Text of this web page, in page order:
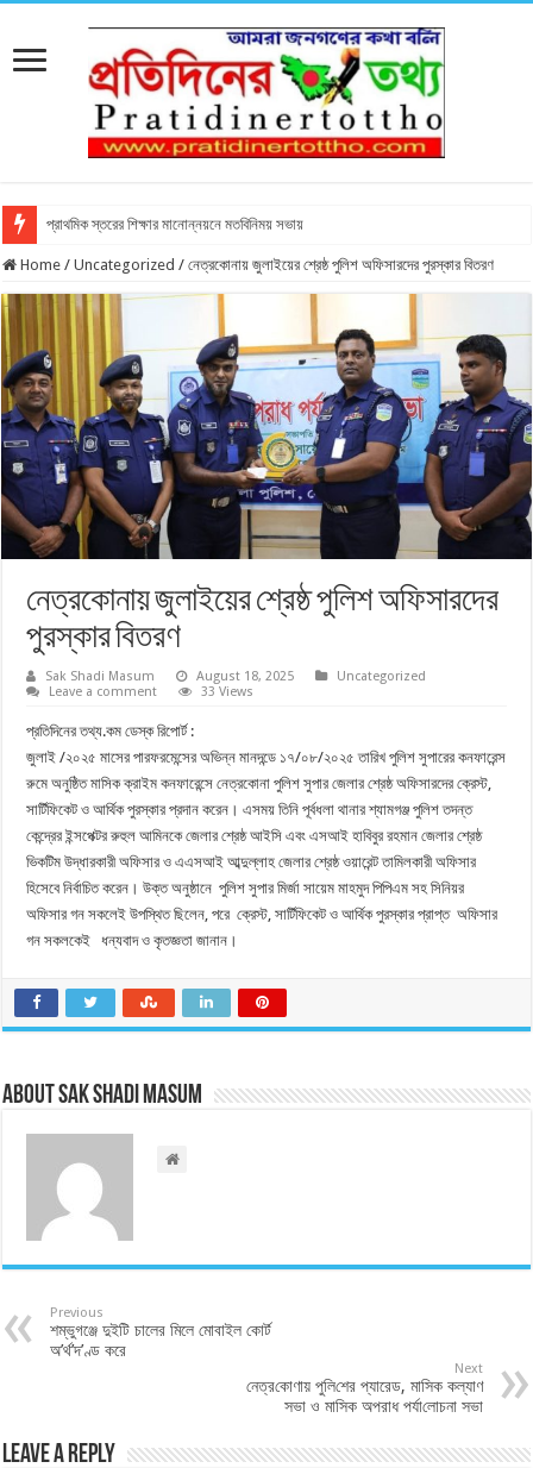
প্রাথমিক স্তরের শিক্ষার মানোন্নয়নে মতবিনিময় সভায়
Home / Uncategorized / নেত্রকোনায় জুলাইয়ের শ্রেষ্ঠ পুলিশ অফিসারদের পুরস্কার বিতরণ
নেত্রকোনায় জুলাইয়ের শ্রেষ্ঠ পুলিশ অফিসারদের
পুরস্কার বিতরণ
Sak Shadi Masum August 18, 2025
Uncategorized
Leave a comment
33 Views
প্রতিদিনের তথ্য.কম ডেস্ক রিপোর্ট :
জুলাই /২০২৫ মাসের পারফরমেন্সের অভিন্ন মানদন্ডে ১৭/০৮/২০২৫ তারিখ পুলিশ সুপারের কনফারেন্স
রুমে অনুষ্ঠিত মাসিক ক্রাইম কনফারেন্সে নেত্রকোনা পুলিশ সুপার জেলার শ্রেষ্ঠ অফিসারদের ক্রেস্ট,
সার্টিফিকেট ও আর্থিক পুরস্কার প্রদান করেন। এসময় তিনি পূর্বধলা থানার শ্যামগঞ্জ পুলিশ তদন্ত
কেন্দ্রের ইন্সপেক্টর রুহুল আমিনকে জেলার শ্রেষ্ঠ আইসি এবং এসআই হাবিবুর রহমান জেলার শ্রেষ্ঠ
ভিকটিম উদ্ধারকারী অফিসার ও এএসআই আব্দুল্লাহ জেলার শ্রেষ্ঠ ওয়ারেন্ট তামিলকারী অফিসার
হিসেবে নির্বাচিত করেন। উক্ত অনুষ্ঠানে পুলিশ সুপার মির্জা সায়েম মাহমুদ পিপিএম সহ সিনিয়র
অফিসার গন সকলেই উপস্থিত ছিলেন, পরে ক্রেস্ট, সার্টিফিকেট ও আর্থিক পুরস্কার প্রাপ্ত অফিসার
গন সকলকেই ধন্যবাদ ও কৃতজ্ঞতা জানান।
About Sak Shadi Masum
Previous
শম্ভুগঞ্জে দুইটি চালের মিলে মোবাইল কোর্ট
অ’র্থ’দ’ণ্ড করে
Next
নেত্র‌কোণায় পু‌লি‌শের প্যারেড, মাসিক কল্যাণ
সভা ও মাসিক অপরাধ পর্যা‌লোচনা সভা
Leave a Reply